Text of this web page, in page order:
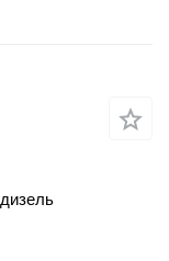
дизель